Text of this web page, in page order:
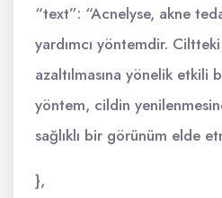
“text”: “Acnelyse, akne
yardımcı yöntemdir.
azaltılmasına yönelik etkili
yöntem, cildin
sağlıklı bir görünüm elde
},